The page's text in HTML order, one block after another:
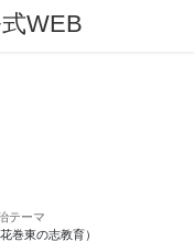
テーマ
巻東の志教育）